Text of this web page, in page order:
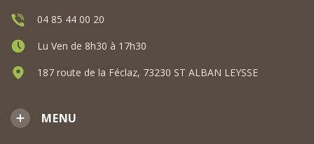
MENU
04 85 44 00 20
Lu Ven de 8h30 à 17h30
187 route de la Féclaz, 73230 ST ALBAN LEYSSE